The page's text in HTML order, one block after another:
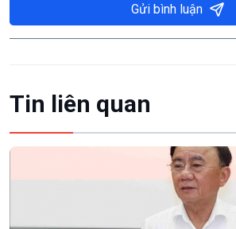
Gửi bình luận
Tin liên quan